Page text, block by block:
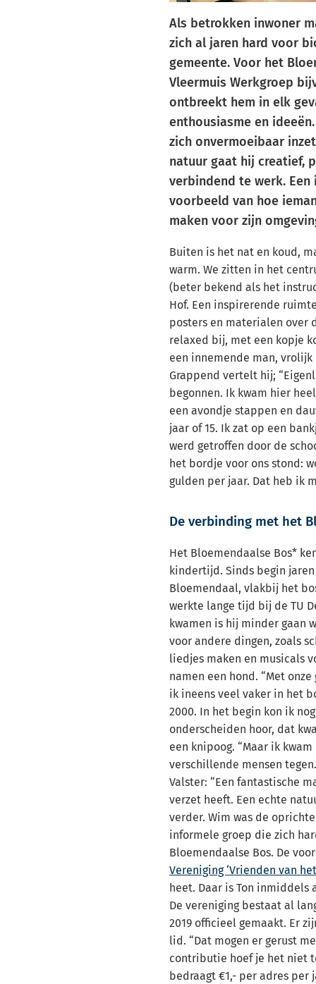
Als betrokken inwoner
zich al jaren hard voor
gemeente. Voor het
Vleermuis Werkgroep
ontbreekt hem in elk
enthousiasme en
zich onvermoeibaar
natuur gaat hij creatief,
verbindend te werk. Een
voorbeeld van hoe
maken voor zijn
Buiten is het nat en koud,
warm. We zitten in het
(beter bekend als het
Hof. Een inspirerende
posters en materialen over
relaxed bij, met een kopje
een innemende man,
Grappend vertelt hij;
begonnen. Ik kwam hier
een avondje stappen en
jaar of 15. Ik zat op een
werd getroffen door de
het bordje voor ons stond:
gulden per jaar. Dat heb ik
De verbinding met het
Het Bloemendaalse Bos*
kindertijd. Sinds begin
Bloemendaal, vlakbij het
werkte lange tijd bij de TU
kwamen is hij minder gaan
voor andere dingen, zoals
liedjes maken en musicals
namen een hond. “Met
ik ineens veel vaker in het
2000. In het begin kon ik
onderscheiden hoor, dat
een knipoog. “Maar ik
verschillende mensen
Valster: “Een fantastische
verzet heeft. Een echte
verder. Wim was de
informele groep die zich
Bloemendaalse Bos. De
Vereniging ‘Vrienden van
heet. Daar is Ton inmiddels
De vereniging bestaat al
2019 officieel gemaakt. Er
lid. “Dat mogen er gerust
contributie hoef je het niet
bedraagt €1,- per adres per